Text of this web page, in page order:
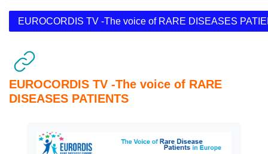
EUROCORDIS TV -The voice of RARE DISEASES
EUROCORDIS TV -The voice of RARE
DISEASES PATIENTS